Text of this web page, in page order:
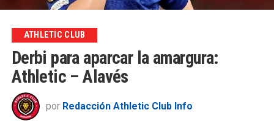
ATHLETIC CLUB
Derbi para aparcar la amargura:
Athletic – Alavés
por Redacción Athletic Club Info